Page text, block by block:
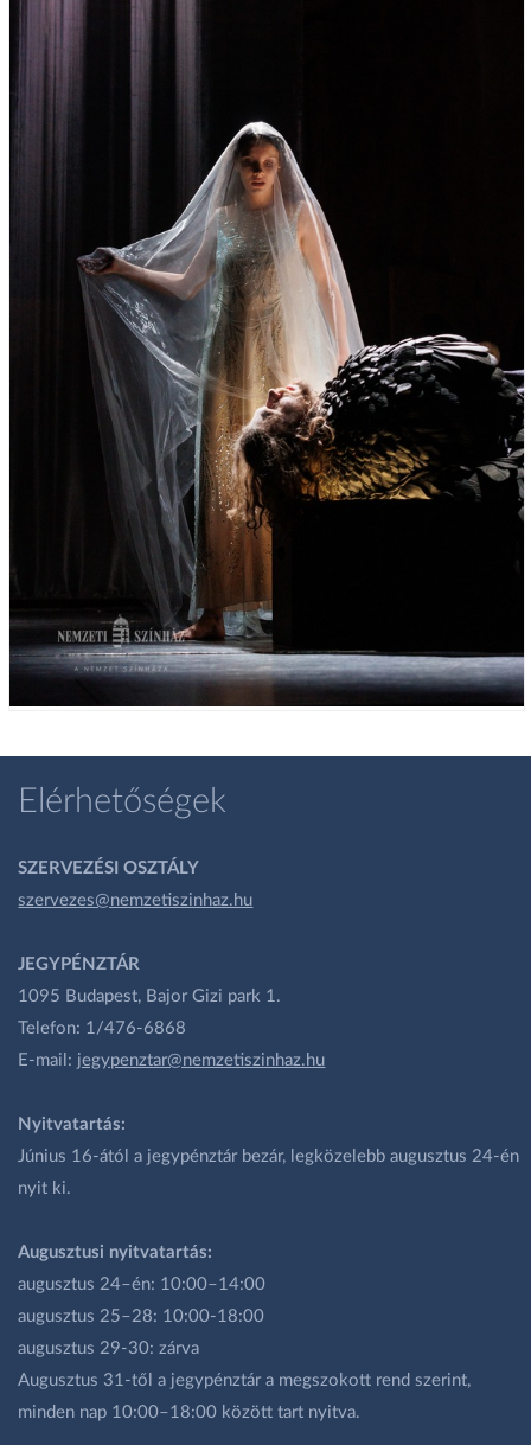
Elérhetőségek
SZERVEZÉSI OSZTÁLY
szervezes@nemzetiszinhaz.hu
JEGYPÉNZTÁR
1095 Budapest, Bajor Gizi park 1.
Telefon: 1/476-6868
E-mail: jegypenztar@nemzetiszinhaz.hu
Nyitvatartás:
Június 16-ától a jegypénztár bezár, legközelebb augusztus 24-én
nyit ki.
Augusztusi nyitvatartás:
augusztus 24–én: 10:00–14:00
augusztus 25–28: 10:00-18:00
augusztus 29-30: zárva
Augusztus 31-től a jegypénztár a megszokott rend szerint,
minden nap 10:00–18:00 között tart nyitva.